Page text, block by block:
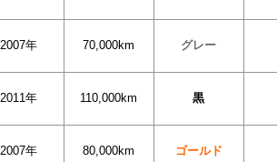
2007年 70,000km グレー
2011年 110,000km 黒
2007年 80,000km ゴールド